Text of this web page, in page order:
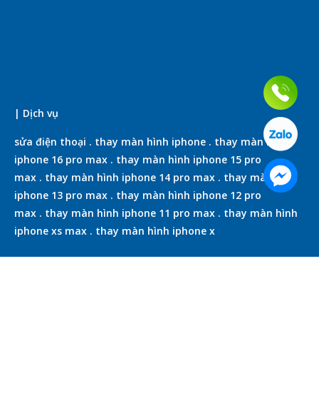
| Dịch vụ
sửa điện thoại . thay màn hình iphone . thay màn hình
iphone 16 pro max . thay màn hình iphone 15 pro
max . thay màn hình iphone 14 pro max . thay màn hình
iphone 13 pro max . thay màn hình iphone 12 pro
max . thay màn hình iphone 11 pro max . thay màn hình
iphone xs max . thay màn hình iphone x